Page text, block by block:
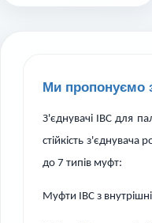
Ми пропонуємо
З'єднувачі IBC для
стійкість з'єднувача
до 7 типів муфт:
Муфти IBC з